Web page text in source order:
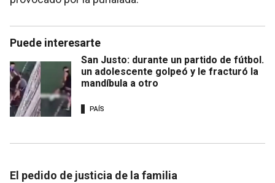
Puede interesarte
San Justo: durante un partido de fútbol.
un adolescente golpeó y le fracturó la
mandíbula a otro
PAÍS
El pedido de justicia de la familia